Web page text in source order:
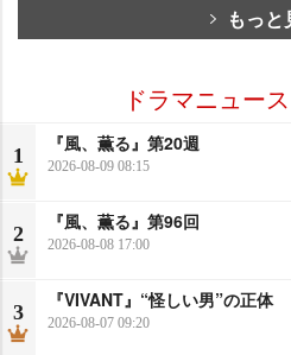
もっと
ドラマニュー
1
『風、薫る』第20週
2026-08-09 08:15
2
『風、薫る』第96回
2026-08-08 17:00
3
『VIVANT』“怪しい男”の正体
2026-08-07 09:20